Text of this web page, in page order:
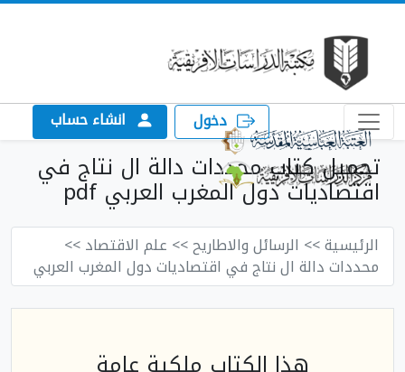
دخول انشاء حساب
تحميل كتاب محددات دالة ال نتاج في
اقتصاديات دول المغرب العربي pdf
الرئيسية>> الرسائل والاطاريح>> علم الاقتصاد>>
محددات دالة ال نتاج في اقتصاديات دول المغرب العربي